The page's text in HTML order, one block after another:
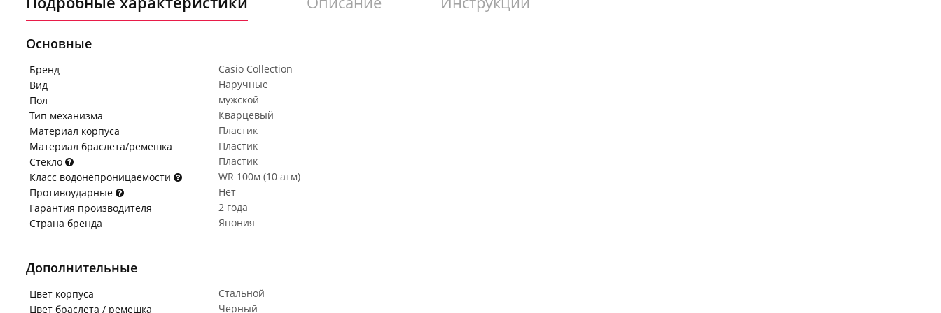
Основные
Бренд
Casio Collection
Вид
Наручные
Пол
мужской
Тип механизма
Кварцевый
Материал корпуса
Пластик
Материал браслета/ремешка
Пластик
Стекло
Пластик
Класс водонепроницаемости
WR 100м (10 атм)
Противоударные
Нет
Гарантия производителя
2 года
Страна бренда
Япония
Дополнительные
Цвет корпуса
Стальной
Цвет браслета / ремешка
Черный